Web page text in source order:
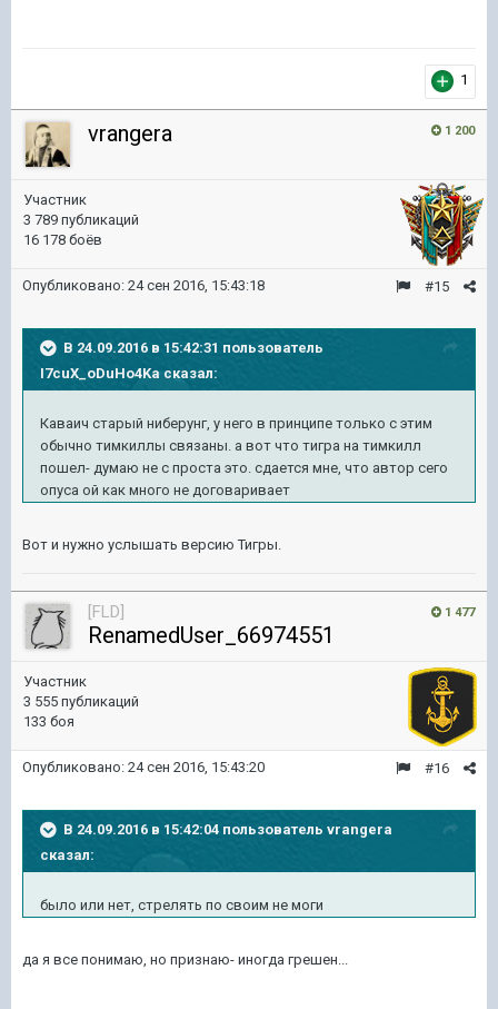
1
1 200
vrangera
Участник
3 789 публикаций
16 178 боёв
#15
Опубликовано: 24 сен 2016, 15:43:18
В 24.09.2016 в 15:42:31 пользователь
I7cuX_oDuHo4Ka сказал:
Каваич старый ниберунг, у него в принципе только с этим
обычно тимкиллы связаны. а вот что тигра на тимкилл
пошел- думаю не с проста это. сдается мне, что автор сего
опуса ой как много не договаривает
Вот и нужно услышать версию Тигры.
1 477
[FLD]
RenamedUser_66974551
Участник
3 555 публикаций
133 боя
#16
Опубликовано: 24 сен 2016, 15:43:20
В 24.09.2016 в 15:42:04 пользователь vrangera
сказал:
было или нет, стрелять по своим не моги
да я все понимаю, но признаю- иногда грешен...